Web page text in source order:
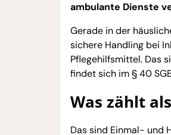
ambulante Dienste
Gerade in der
sichere Handling bei
Pflegehilfsmittel. Das
findet sich im § 40
Was zählt
Das sind Einmal- und